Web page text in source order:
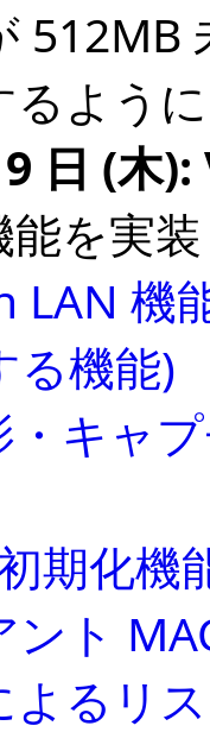
512MB
るよう
日 (木
能を実
LAN 機
る機能)
・キャ
期化機
ント
よるリ